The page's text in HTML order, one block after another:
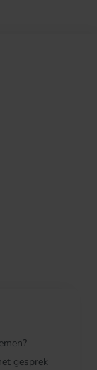
gesprek